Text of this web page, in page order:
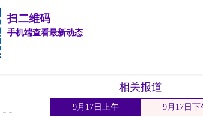
扫二维码
手机端查看最新动态
相关报道
9月17日上午 9月17日下